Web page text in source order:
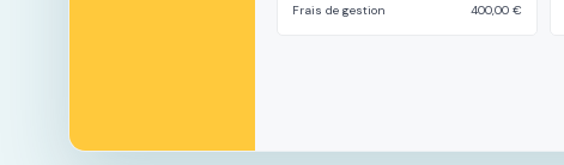
Frais de gestion
400,00 €